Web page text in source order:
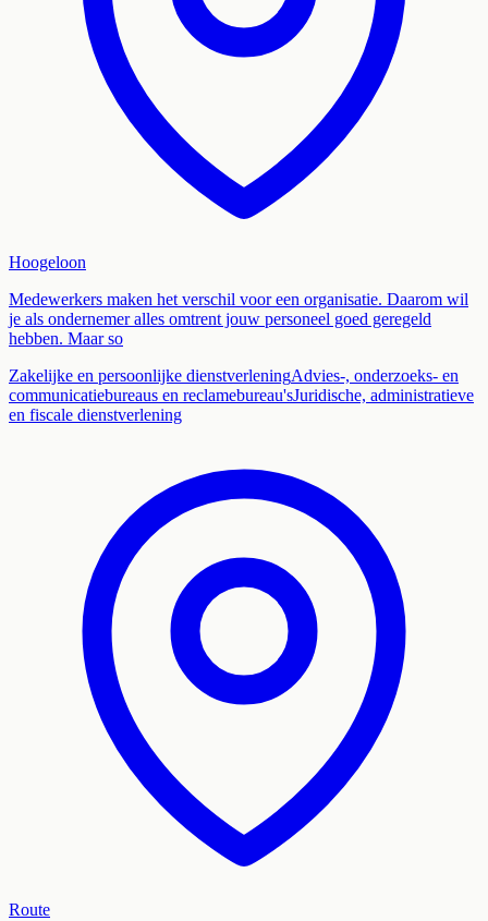
Hoogeloon
Medewerkers maken het verschil voor een organisatie. Daarom wil
je als ondernemer alles omtrent jouw personeel goed geregeld
hebben. Maar so
Zakelijke en persoonlijke dienstverleningAdvies-, onderzoeks- en
communicatiebureaus en reclamebureau'sJuridische, administratieve
en fiscale dienstverlening
Route